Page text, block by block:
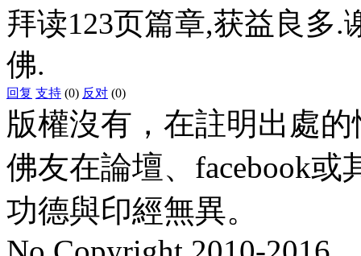
拜读123页篇章,获益良多
佛.
回复 支持 (0) 反对 (0)
版權沒有，在註明出處
佛友在論壇、facebook
功德與印經無異。